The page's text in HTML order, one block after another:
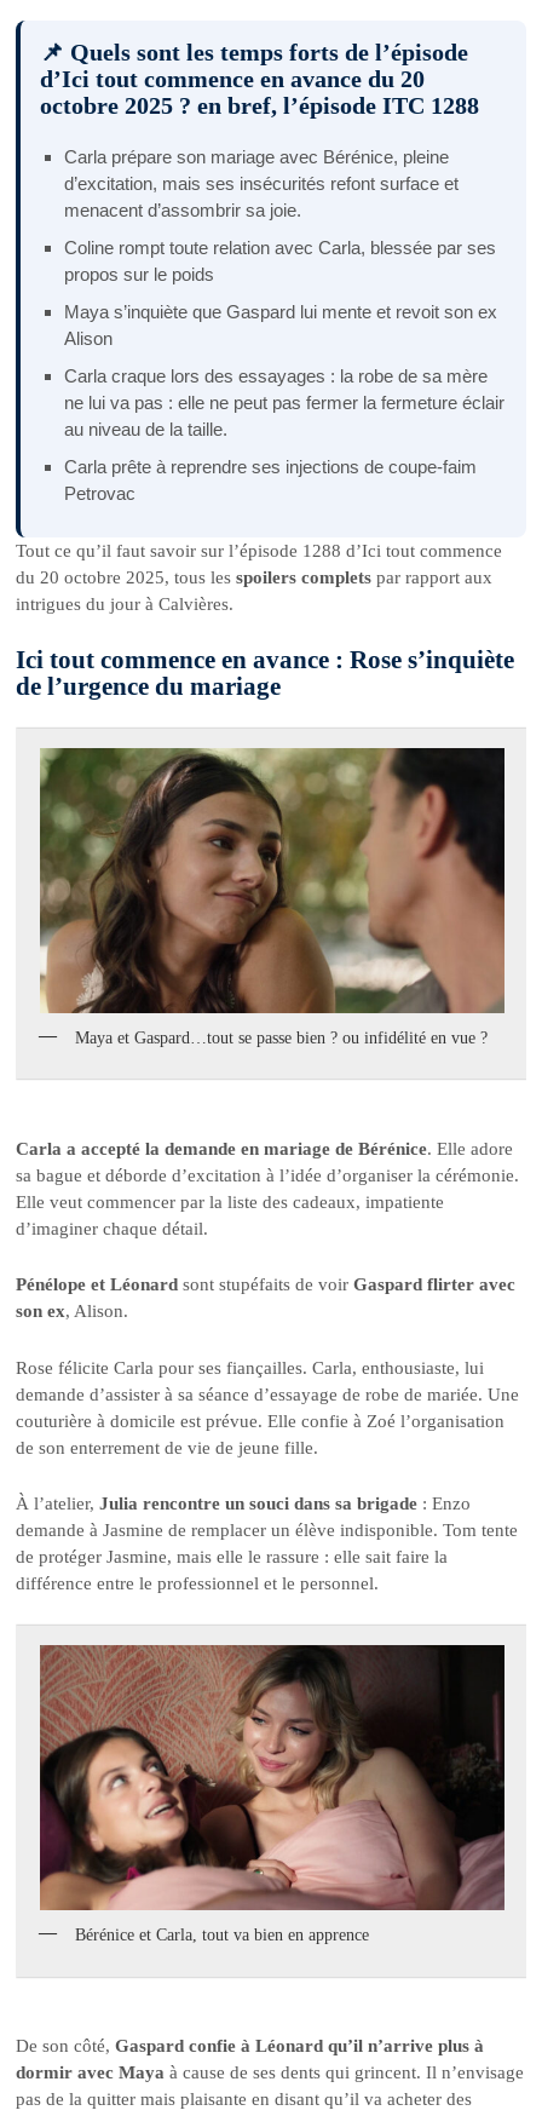
📌 Quels sont les temps forts de l’épisode
d’Ici tout commence en avance du 20
octobre 2025 ? en bref, l’épisode ITC 1288
Carla prépare son mariage avec Bérénice, pleine
d’excitation, mais ses insécurités refont surface et
menacent d’assombrir sa joie.
Coline rompt toute relation avec Carla, blessée par ses
propos sur le poids
Maya s’inquiète que Gaspard lui mente et revoit son ex
Alison
Carla craque lors des essayages : la robe de sa mère
ne lui va pas : elle ne peut pas fermer la fermeture éclair
au niveau de la taille.
Carla prête à reprendre ses injections de coupe-faim
Petrovac
Tout ce qu’il faut savoir sur l’épisode 1288 d’Ici tout commence
du 20 octobre 2025, tous lesspoilers complets par rapport aux
intrigues du jour à Calvières.
Ici tout commence en avance : Rose s’inquiète
de l’urgence du mariage
Maya et Gaspard…tout se passe bien ? ou infidélité en vue ?
Carla a accepté la demande en mariage de Bérénice. Elle adore
sa bague et déborde d’excitation à l’idée d’organiser la cérémonie.
Elle veut commencer par la liste des cadeaux, impatiente
d’imaginer chaque détail.
Pénélope et Léonard sont stupéfaits de voirGaspard flirter avec
son ex, Alison.
Rose félicite Carla pour ses fiançailles. Carla, enthousiaste, lui
demande d’assister à sa séance d’essayage de robe de mariée. Une
couturière à domicile est prévue. Elle confie à Zoé l’organisation
de son enterrement de vie de jeune fille.
À l’atelier,Julia rencontre un souci dans sa brigade : Enzo
demande à Jasmine de remplacer un élève indisponible. Tom tente
de protéger Jasmine, mais elle le rassure : elle sait faire la
différence entre le professionnel et le personnel.
Bérénice et Carla, tout va bien en apprence
De son côté,Gaspard confie à Léonard qu’il n’arrive plus à
dormir avec Maya à cause de ses dents qui grincent. Il n’envisage
pas de la quitter mais plaisante en disant qu’il va acheter des